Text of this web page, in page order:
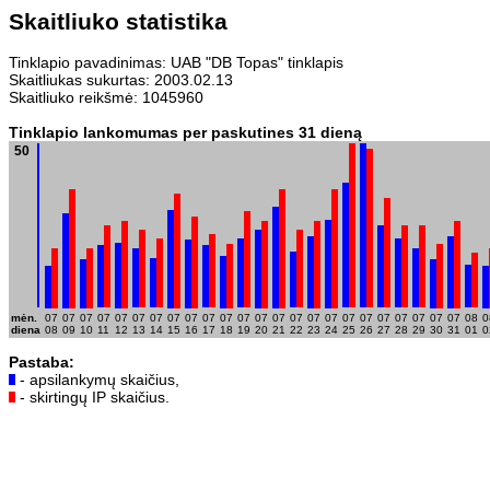
Skaitliuko statistika
Tinklapio pavadinimas: UAB "DB Topas" tinklapis
Skaitliukas sukurtas: 2003.02.13
Skaitliuko reikšmė: 1045960
Tinklapio lankomumas per paskutines 31 dieną
50
mėn.
diena
07
08
07
09
07
10
07
11
07
12
07
13
07
14
07
15
07
16
07
17
07
18
07
19
07
20
07
21
07
22
07
23
07
24
07
25
07
26
07
27
07
28
07
29
07
30
07
31
08
01
Pastaba:
- apsilankymų skaičius,
- skirtingų IP skaičius.